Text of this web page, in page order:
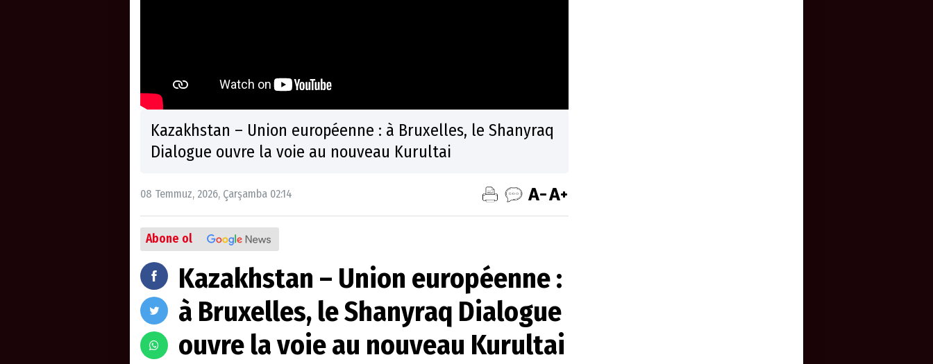
Kazakhstan – Union européenne : à Bruxelles, le Shanyraq
Dialogue ouvre la voie au nouveau Kurultai
08 Temmuz, 2026, Çarşamba 02:14
Abone ol
Kazakhstan – Union européenne :
à Bruxelles, le Shanyraq Dialogue
ouvre la voie au nouveau Kurultai